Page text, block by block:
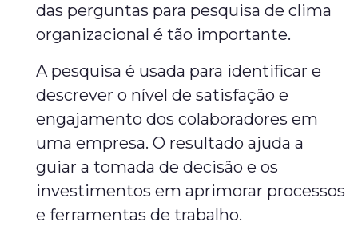
das perguntas para pesquisa de clima
organizacional é tão importante.
A pesquisa é usada para identificar e
descrever o nível de satisfação e
engajamento dos colaboradores em
uma empresa. O resultado ajuda a
guiar a tomada de decisão e os
investimentos em aprimorar processos
e ferramentas de trabalho.